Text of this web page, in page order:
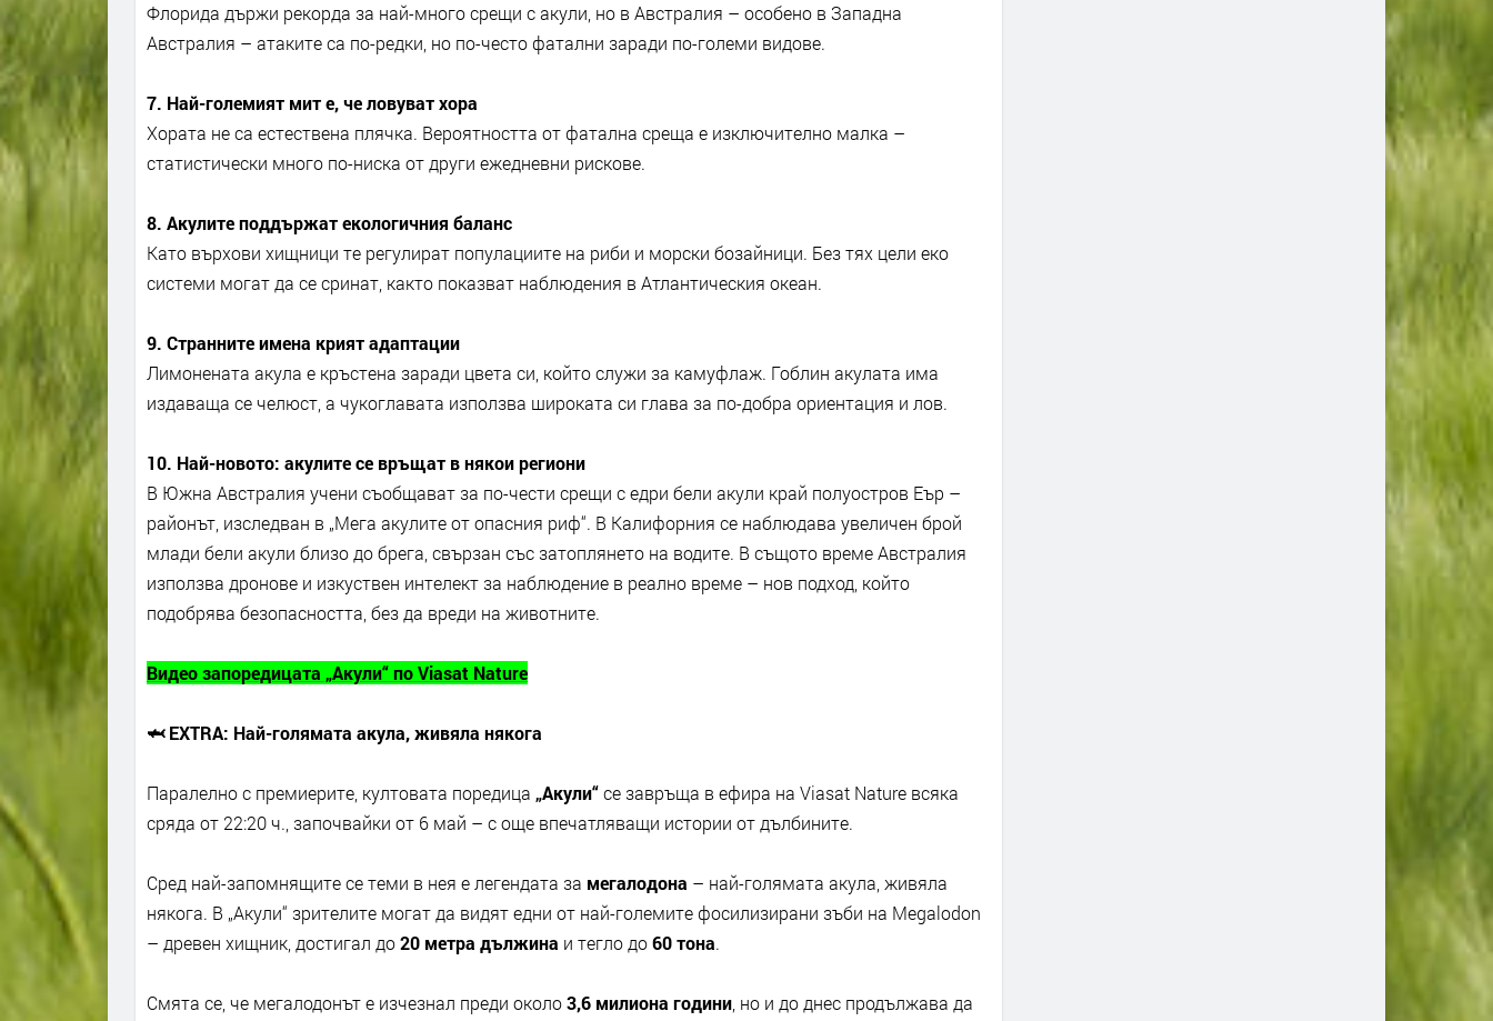
Флорида държи рекорда за най-много срещи с акули, но в Австралия – особено в Западна
Австралия – атаките са по-редки, но по-често фатални заради по-големи видове.
7. Най-големият мит е, че ловуват хора
Хората не са естествена плячка. Вероятността от фатална среща е изключително малка –
статистически много по-ниска от други ежедневни рискове.
8. Акулите поддържат екологичния баланс
Като върхови хищници те регулират популациите на риби и морски бозайници. Без тях цели еко
системи могат да се сринат, както показват наблюдения в Атлантическия океан.
9. Странните имена крият адаптации
Лимонената акула е кръстена заради цвета си, който служи за камуфлаж. Гоблин акулата има
издаваща се челюст, а чукоглавата използва широката си глава за по-добра ориентация и лов.
10. Най-новото: акулите се връщат в някои региони
В Южна Австралия учени съобщават за по-чести срещи с едри бели акули край полуостров Еър –
районът, изследван в „Мега акулите от опасния риф“. В Калифорния се наблюдава увеличен брой
млади бели акули близо до брега, свързан със затоплянето на водите. В същото време Австралия
използва дронове и изкуствен интелект за наблюдение в реално време – нов подход, който
подобрява безопасността, без да вреди на животните.
Видео запоредицата „Акули“ поViasat Nature
🦈EXTRA: Най-голямата акула, живяла някога
Паралелно с премиерите, култовата поредица „Акули“се завръща в ефира на Viasat Nature всяка
сряда от 22:20 ч., започвайки от 6 май – с още впечатляващи истории от дълбините.
Сред най-запомнящите се теми в нея е легендата за мегалодона – най-голямата акула, живяла
някога. В „Акули“ зрителите могат да видят едни от най-големите фосилизирани зъби на Megalodon
– древен хищник, достигал до20 метра дължина и тегло до60 тона.
Смята се, че мегалодонът е изчезнал преди около3,6 милиона години, но и до днес продължава да